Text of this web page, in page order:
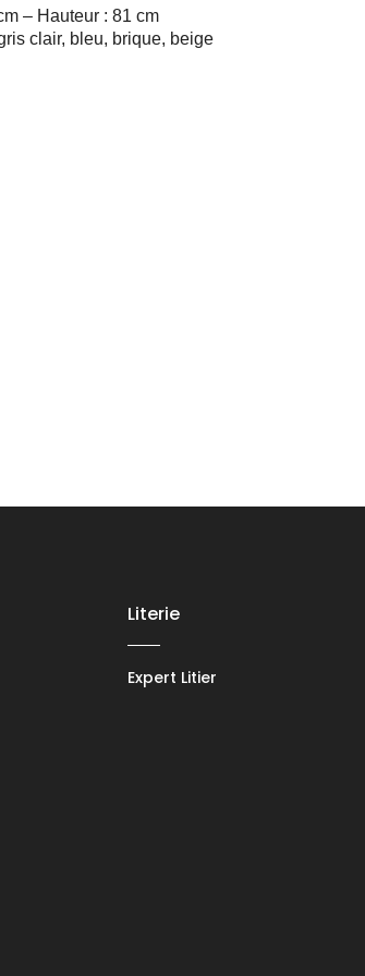
– Hauteur : 81 cm
clair, bleu, brique, beige
Literie
Expert Litier